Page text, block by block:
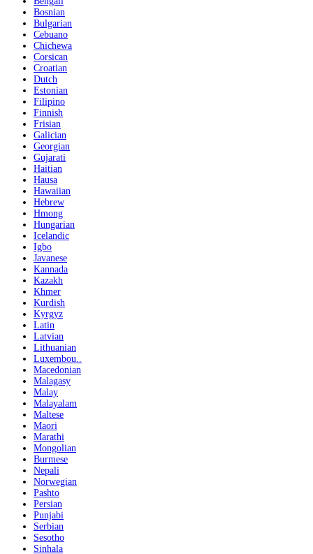
Bosnian
Bulgarian
Cebuano
Chichewa
Corsican
Croatian
Dutch
Estonian
Filipino
Finnish
Frisian
Galician
Georgian
Gujarati
Haitian
Hausa
Hawaiian
Hebrew
Hmong
Hungarian
Icelandic
Igbo
Javanese
Kannada
Kazakh
Khmer
Kurdish
Kyrgyz
Latin
Latvian
Lithuanian
Luxembou..
Macedonian
Malagasy
Malay
Malayalam
Maltese
Maori
Marathi
Mongolian
Burmese
Nepali
Norwegian
Pashto
Persian
Punjabi
Serbian
Sesotho
Sinhala